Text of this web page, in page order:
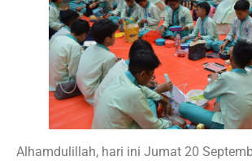
Alhamdulillah, hari ini Jumat 20